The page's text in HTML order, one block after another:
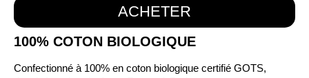
ACHETER
100% COTON BIOLOGIQUE
Confectionné à 100% en coton biologique certifié GOTS,